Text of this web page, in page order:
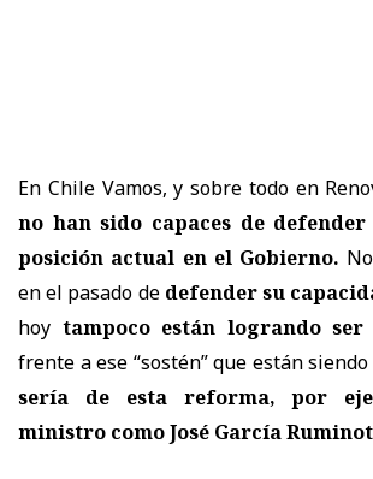
En Chile Vamos, y sobre todo en
no han sido capaces de
posición actual en el Gobierno.
en el pasado de defender su
hoy tampoco están logrando ser
frente a ese “sostén” que están
sería de esta reforma, por
ministro como José García